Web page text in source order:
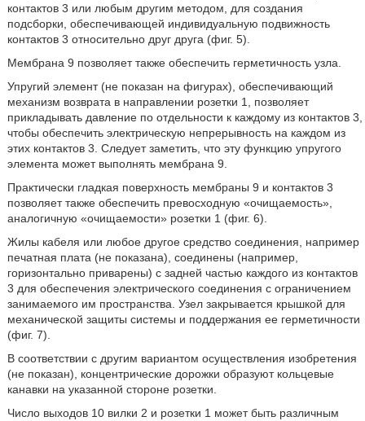
контактов 3 или любым другим методом, для создания
подсборки, обеспечивающей индивидуальную подвижность
контактов 3 относительно друг друга (фиг. 5).
Мембрана 9 позволяет также обеспечить герметичность узла.
Упругий элемент (не показан на фигурах), обеспечивающий
механизм возврата в направлении розетки 1, позволяет
прикладывать давление по отдельности к каждому из контактов 3,
чтобы обеспечить электрическую непрерывность на каждом из
этих контактов 3. Следует заметить, что эту функцию упругого
элемента может выполнять мембрана 9.
Практически гладкая поверхность мембраны 9 и контактов 3
позволяет также обеспечить превосходную «очищаемость»,
аналогичную «очищаемости» розетки 1 (фиг. 6).
Жилы кабеля или любое другое средство соединения, например
печатная плата (не показана), соединены (например,
горизонтально приварены) с задней частью каждого из контактов
3 для обеспечения электрического соединения с ограничением
занимаемого им пространства. Узел закрывается крышкой для
механической защиты системы и поддержания ее герметичности
(фиг. 7).
В соответствии с другим вариантом осуществления изобретения
(не показан), концентрические дорожки образуют кольцевые
канавки на указанной стороне розетки.
Число выходов 10 вилки 2 и розетки 1 может быть различным